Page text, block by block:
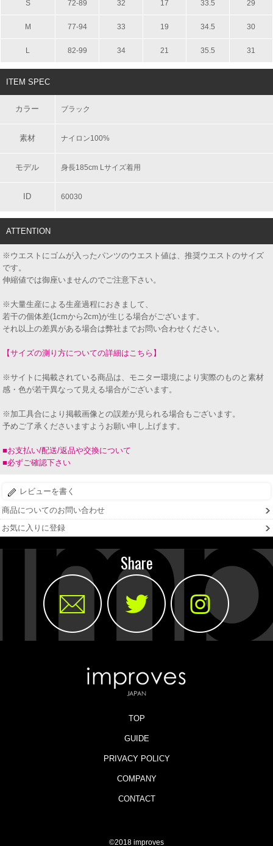
S 72-89 32 17 33.5 29
M 77-94 33 19 34.5 30
L 82-99 34 21 35.5 31
ITEM SPEC
カラー ブラック
素材 ナイロン100%
モデル 身長185cm Lサイズ着用
ID 60030
ATTENTION
※ウエストにゴムが入ったパンツのウエスト値は、推奨ウエストのサイズ
です。
伸縮値では御座いませんのでご注意下さい。
※大量生産による生産過程におきまして、
若干の個体差(1cmから2cm)が生じる場合がございます。
それ以上の差異がある場合は弊社までお問い合わせください。
【サイズの測り方についての詳細はこちら】
※サイトに掲載されている商品は、モニター環境により実際のものと素材
感・色が若干異なって見える場合がございます。
※加工具合により掲載画像との誤差が見られる場合もございます。
予めご了承くださいますようお願い申し上げます。
■お支払い/配送/返品や交換について
■必ずご確認下さい
レビューを書く
商品についてのお問い合わせ
お気に入りに登録
Share
TOP
GUIDE
PRIVACY POLICY
COMPANY
CONTACT
©2018 improves